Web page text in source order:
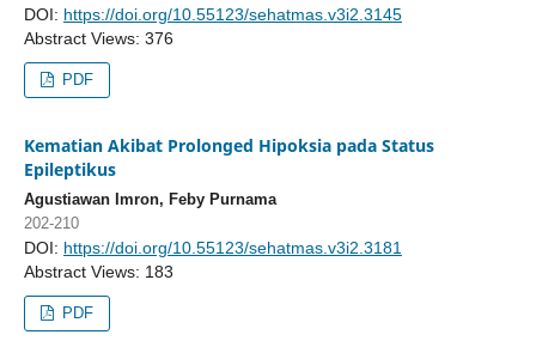
DOI: https://doi.org/10.55123/sehatmas.v3i2.3145
Abstract Views: 376
PDF
Kematian Akibat Prolonged Hipoksia pada Status
Epileptikus
Agustiawan Imron, Feby Purnama
202-210
DOI: https://doi.org/10.55123/sehatmas.v3i2.3181
Abstract Views: 183
PDF